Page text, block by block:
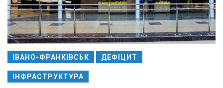
ІВАНО-ФРАНКІВСЬК ДЕФІЦИТ
ІНФРАСТРУКТУРА